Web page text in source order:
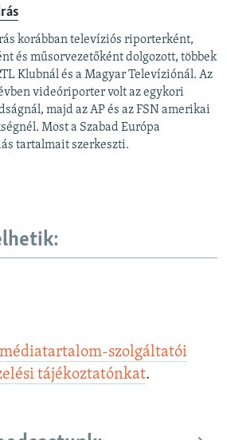
korábban televíziós riporterként,
és műsorvezetőként dolgozott, többek
Klubnál és a Magyar Televíziónál. Az
videóriporter volt az egykori
majd az AP és az FSN amerikai
Most a Szabad Európa
tartalmait szerkeszti.
szolgáltatói
tájékoztatónkat.